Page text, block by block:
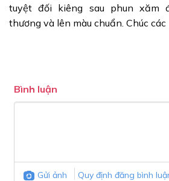
tuyệt đối kiêng sau phun xăm
thương và lên màu chuẩn. Chúc
Bình luận
Gửi ảnh Quy định đăng bình